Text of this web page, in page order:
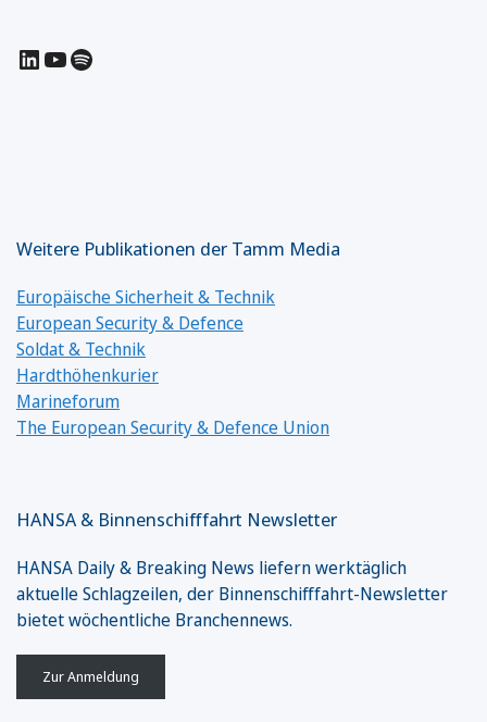
LinkedIn
YouTube
Spotify
Weitere Publikationen der Tamm Media
Europäische Sicherheit & Technik
European Security & Defence
Soldat & Technik
Hardthöhenkurier
Marineforum
The European Security & Defence Union
HANSA & Binnenschifffahrt Newsletter
HANSA Daily & Breaking News liefern werktäglich
aktuelle Schlagzeilen, der Binnenschifffahrt-Newsletter
bietet wöchentliche Branchennews.
Zur Anmeldung